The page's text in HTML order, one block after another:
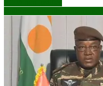
de
l’article